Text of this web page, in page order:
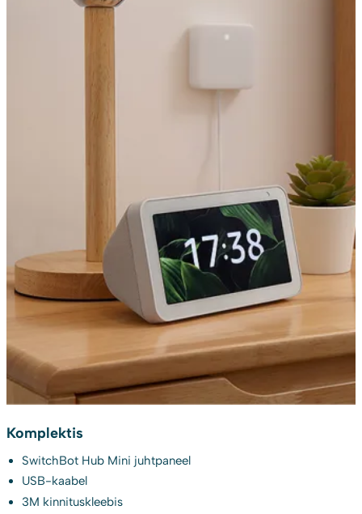
Komplektis
SwitchBot Hub Mini juhtpaneel
USB-kaabel
3M kinnituskleebis